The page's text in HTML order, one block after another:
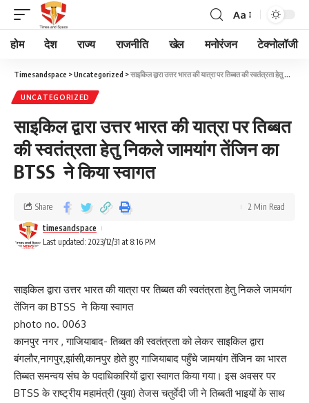
Aa
होम देश राज्य राजनीति खेल मनोरंजन टेक्नोलॉजी
Timesandspace >Uncategorized >साइकिल द्वारा उत्तर भारत की यात्रा पर तिब्बत की स्वतंत्रता हेतु निकले जामयांग तेंजिन का BTSS ने किया स्वागत
UNCATEGORIZED
साइकिल द्वारा उत्तर भारत की यात्रा पर तिब्बत
की स्वतंत्रता हेतु निकले जामयांग तेंजिन का
BTSS ने किया स्वागत
Last updated: 2023/12/31 at 8:16 PM
timesandspace
Share 2 Min Read
साइकिल द्वारा उत्तर भारत की यात्रा पर तिब्बत की स्वतंत्रता हेतु निकले जामयांग
तेंजिन का BTSS ने किया स्वागत
photo no. 0063
कानपुर नगर , गाजियाबाद- तिब्बत की स्वतंत्रता को लेकर साइकिल द्वारा
बंगलौर,नागपुर,झांसी,कानपुर होते हुए गाजियाबाद पहुँचे जामयांग तेंजिन का भारत
तिब्बत समन्वय संघ के पदाधिकारियों द्वारा स्वागत किया गया। इस अवसर पर
BTSS के राष्ट्रीय महामंत्री (युवा) तेजस चतुर्वेदी जी ने तिब्बती भाइयों के साथ